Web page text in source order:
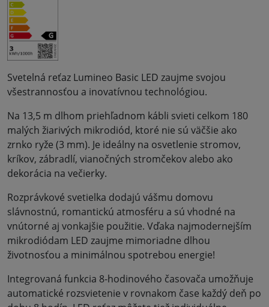
Svetelná reťaz Lumineo Basic LED zaujme svojou
všestrannosťou a inovatívnou technológiou.
Na 13,5 m dlhom priehľadnom kábli svieti celkom 180
malých žiarivých mikrodiód, ktoré nie sú väčšie ako
zrnko ryže (3 mm). Je ideálny na osvetlenie stromov,
kríkov, zábradlí, vianočných stromčekov alebo ako
dekorácia na večierky.
Rozprávkové svetielka dodajú vášmu domovu
slávnostnú, romantickú atmosféru a sú vhodné na
vnútorné aj vonkajšie použitie. Vďaka najmodernejším
mikrodiódam LED zaujme mimoriadne dlhou
životnosťou a minimálnou spotrebou energie!
Integrovaná funkcia 8-hodinového časovača umožňuje
automatické rozsvietenie v rovnakom čase každý deň po